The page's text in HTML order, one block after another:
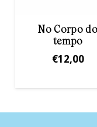
A Ideia da Fé
€20,00